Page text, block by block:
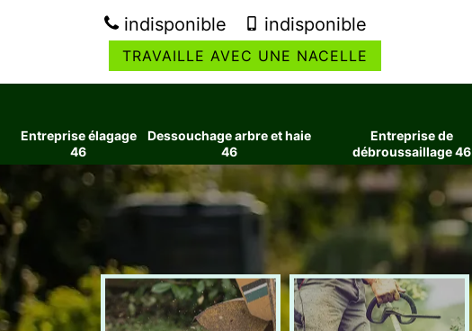
indisponible indisponible
TRAVAILLE AVEC UNE NACELLE
Entreprise élagage
46
Dessouchage arbre et haie
46
Entreprise de
débroussaillage 46